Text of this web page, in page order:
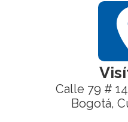
Calle 79 #
Bogotá,